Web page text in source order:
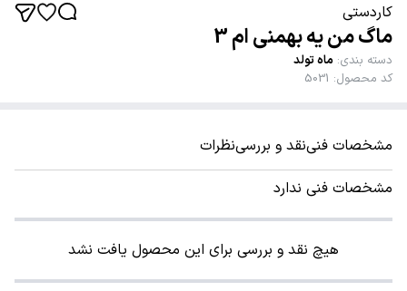
کاردستی
ماگ من یه بهمنی ام 3
دسته بندی: ماه تولد
کد محصول:
5031
مشخصات فنینقد و بررسینظرات
مشخصات فنی ندارد
هیچ نقد و بررسی برای این محصول یافت نشد